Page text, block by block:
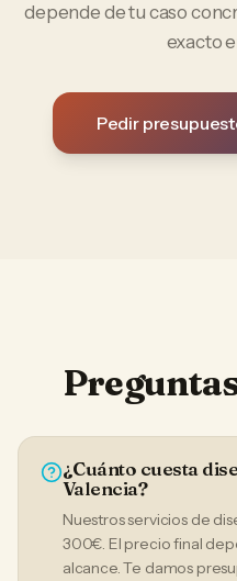
depende de tu caso
exacto
Pedir
¿Cuánto cuesta
Valencia?
Nuestros servicios de
300€. El precio final
alcance. Te damos